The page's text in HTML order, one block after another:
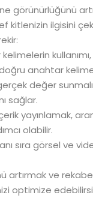
görünürlüğünü
kitlenizin ilgisini
anahtar
değer
sağlar.
yayınlamak,
olabilir.
sıra görsel ve
artırmak ve
optimize